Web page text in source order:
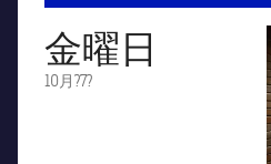
金曜日
10月?7?